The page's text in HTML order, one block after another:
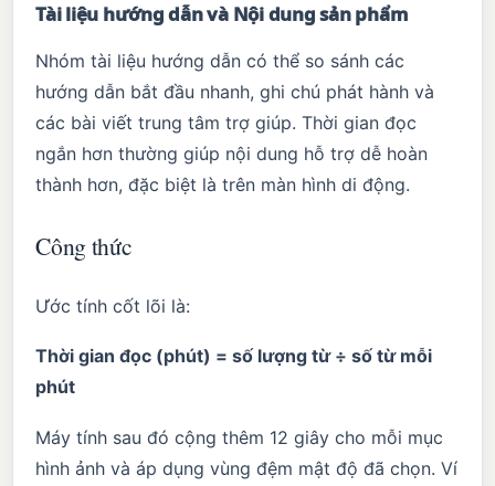
Tài liệu hướng dẫn và Nội dung sản phẩm
Nhóm tài liệu hướng dẫn có thể so sánh các
hướng dẫn bắt đầu nhanh, ghi chú phát hành và
các bài viết trung tâm trợ giúp. Thời gian đọc
ngắn hơn thường giúp nội dung hỗ trợ dễ hoàn
thành hơn, đặc biệt là trên màn hình di động.
Công thức
Ước tính cốt lõi là:
Thời gian đọc (phút) = số lượng từ ÷ số từ mỗi
phút
Máy tính sau đó cộng thêm 12 giây cho mỗi mục
hình ảnh và áp dụng vùng đệm mật độ đã chọn. Ví